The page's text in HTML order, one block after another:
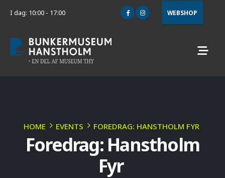
I dag: 10:00 - 17:00 WEBSHOP
HOME EVENTS FOREDRAG: HANSTHOLM FYR
Foredrag: Hanstholm
Fyr